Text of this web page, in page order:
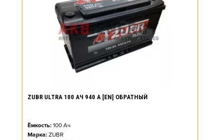
ZUBR ULTRA 100 АЧ 940 А [EN] ОБРАТНЫЙ
Ёмкость: 100 Ач
Марка: ZUBR